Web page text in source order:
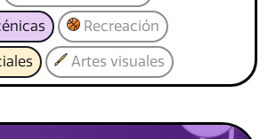
Recreación
Artes visuales